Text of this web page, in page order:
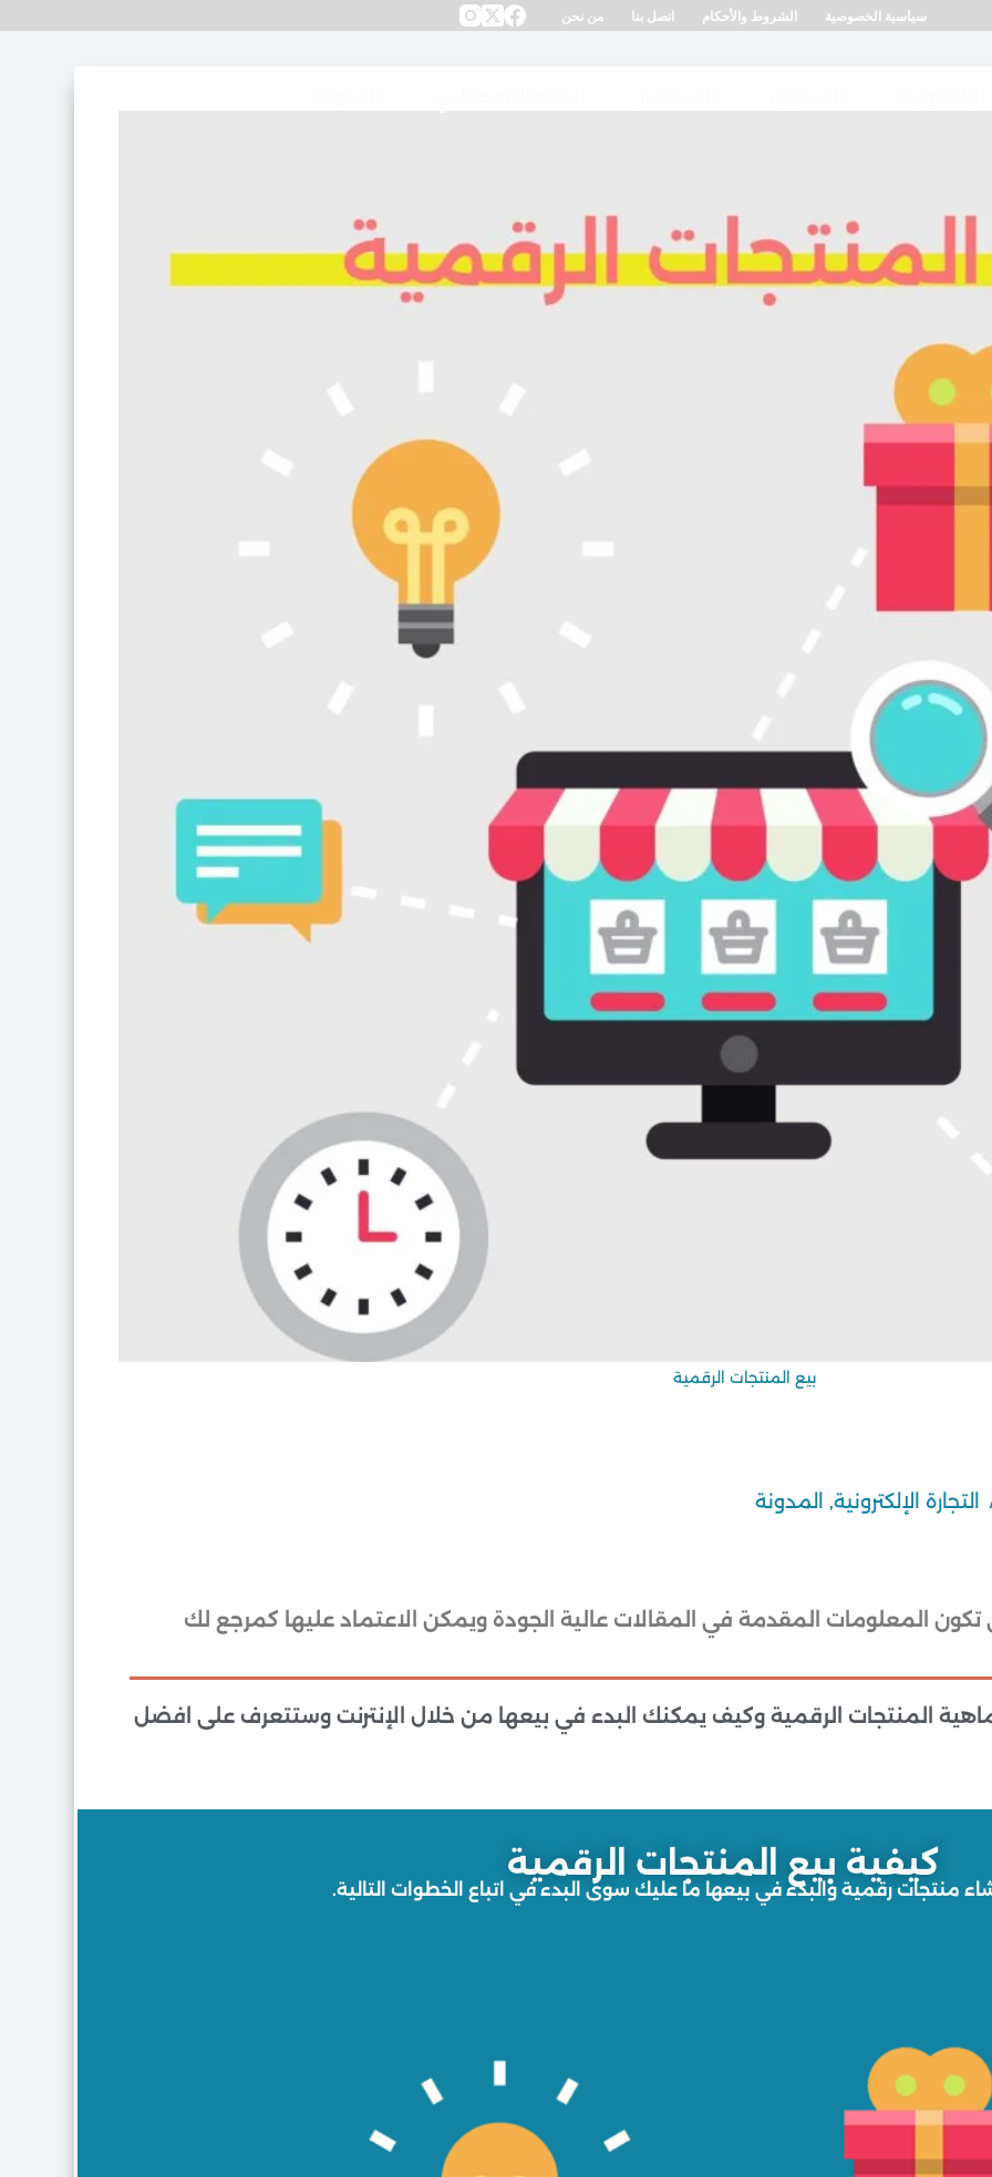
سياسية الخصوصية الشروط والأحكام اتصل بنا من نحن
بيع المنتجات الرقمية
التجارة الإلكترونية, المدونة
المعلومات المقدمة في المقالات عالية الجودة ويمكن الاعتماد عليها كمرجع لك
المنتجات الرقمية وكيف يمكنك البدء في بيعها من خلال الإنترنت وستتعرف على افضل
كيفية بيع المنتجات الرقمية
منتجات رقمية والبدء في بيعها ما عليك سوى البدء في اتباع الخطوات التالية.